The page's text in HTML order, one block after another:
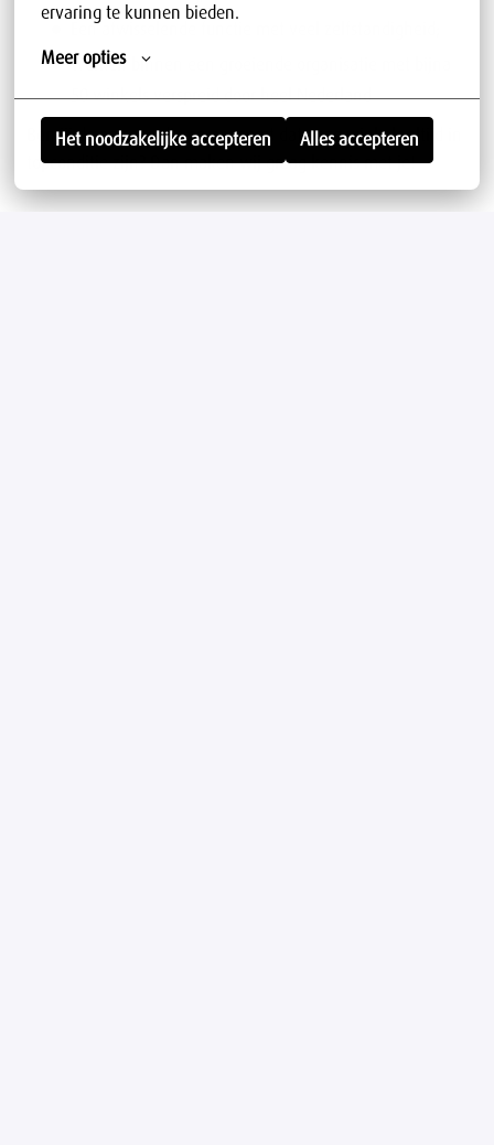
ervaring te kunnen bieden.
Meer opties
Het noodzakelijke accepteren Alles accepteren
Een afwisselende functie met veel zelfstandigheid;
Werken binnen een groeiende organisatie met bijna
50 winkels verspreid door heel Nederland.
Ben jij de persoon die ervoor zorgt dat onze winkels altijd in
topconditie zijn? Dan maken wij graag kennis met je!